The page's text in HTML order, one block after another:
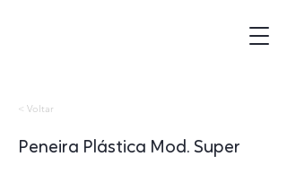
< Voltar
Peneira Plástica Mod. Super